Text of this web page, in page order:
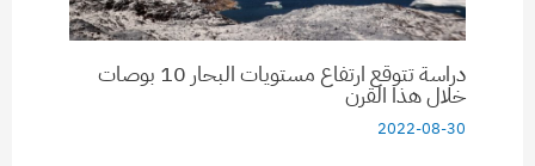
دراسة تتوقع ارتفاع مستويات البحار 10 بوصات
خلال هذا القرن
2022-08-30